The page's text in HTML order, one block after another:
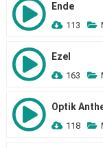
Ende
113
Ezel
163
Optik
118